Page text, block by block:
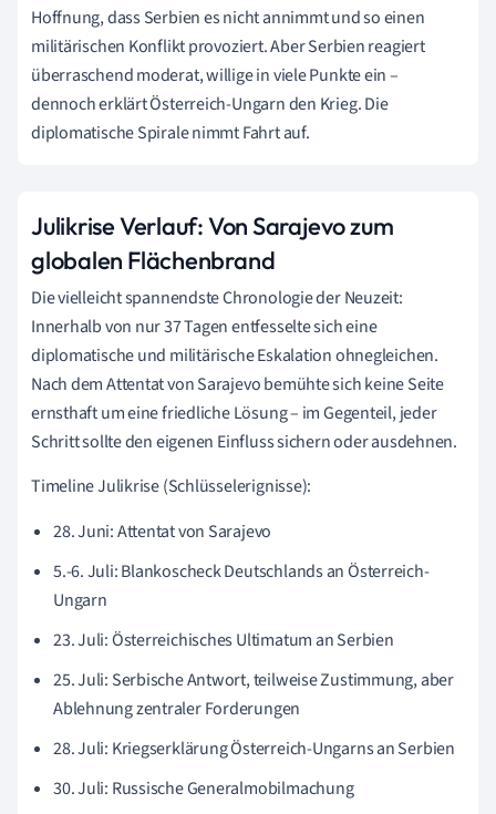
Hoffnung, dass Serbien es nicht annimmt und so einen
militärischen Konflikt provoziert. Aber Serbien reagiert
überraschend moderat, willige in viele Punkte ein –
dennoch erklärt Österreich-Ungarn den Krieg. Die
diplomatische Spirale nimmt Fahrt auf.
Julikrise Verlauf: Von Sarajevo zum
globalen Flächenbrand
Die vielleicht spannendste Chronologie der Neuzeit:
Innerhalb von nur 37 Tagen entfesselte sich eine
diplomatische und militärische Eskalation ohnegleichen.
Nach dem Attentat von Sarajevo bemühte sich keine Seite
ernsthaft um eine friedliche Lösung – im Gegenteil, jeder
Schritt sollte den eigenen Einfluss sichern oder ausdehnen.
Timeline Julikrise (Schlüsselerignisse):
28. Juni: Attentat von Sarajevo
5.-6. Juli: Blankoscheck Deutschlands an Österreich-
Ungarn
23. Juli: Österreichisches Ultimatum an Serbien
25. Juli: Serbische Antwort, teilweise Zustimmung, aber
Ablehnung zentraler Forderungen
28. Juli: Kriegserklärung Österreich-Ungarns an Serbien
30. Juli: Russische Generalmobilmachung